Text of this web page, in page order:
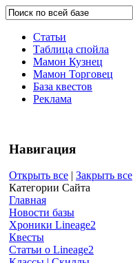
Статьи
Таблица спойла
Мамон Кузнец
Мамон Торговец
База квестов
Реклама
Навигация
Открыть все | Закрыть все
Категории Сайта
Главная
Новости базы
Хроники Lineage2
Квесты
Статьи о Lineage2